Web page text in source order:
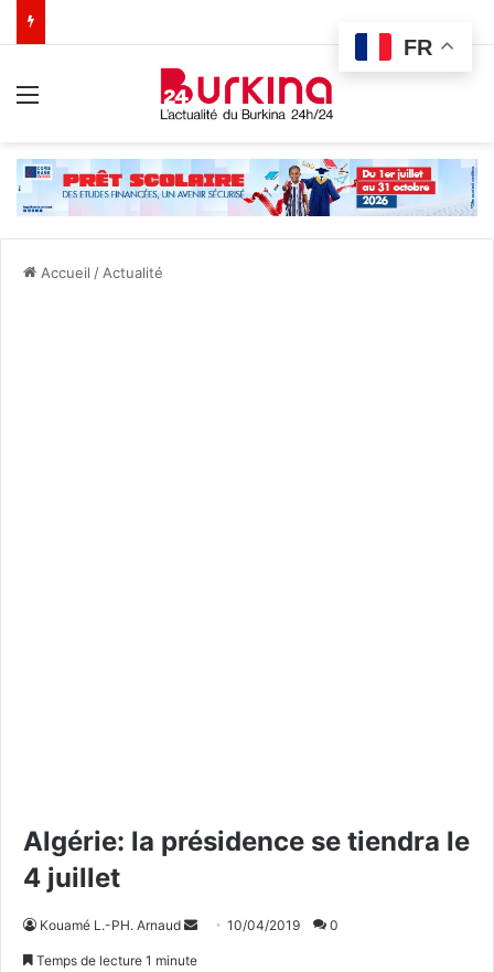
Accueil / Actualité
Algérie: la présidence se tiendra le
4 juillet
Kouamé L.-PH. Arnaud 10/04/2019 0
Temps de lecture 1 minute
FR